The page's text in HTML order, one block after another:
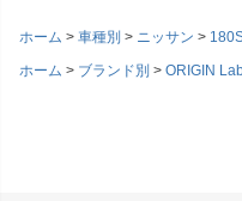
ホーム 車種別 ニッサン
ホーム
ブランド別 ORIGIN